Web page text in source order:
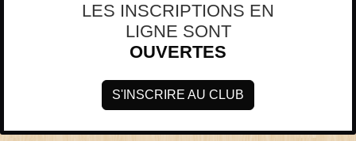
LES INSCRIPTIONS EN
LIGNE SONT
OUVERTES
S'INSCRIRE AU CLUB